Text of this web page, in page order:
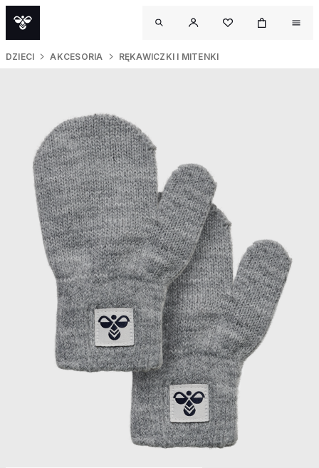
DZIECI AKCESORIA RĘKAWICZKI I MITENKI